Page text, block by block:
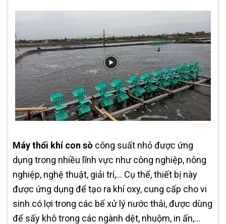
Máy thổi khí con sò công suất nhỏ được ứng
dụng trong nhiều lĩnh vực như công nghiệp, nông
nghiệp, nghệ thuật, giải trí,… Cụ thể, thiết bị này
được ứng dụng để tạo ra khí oxy, cung cấp cho vi
sinh có lợi trong các bể xử lý nước thải, được dùng
để sấy khô trong các ngành dệt, nhuộm, in ấn,…